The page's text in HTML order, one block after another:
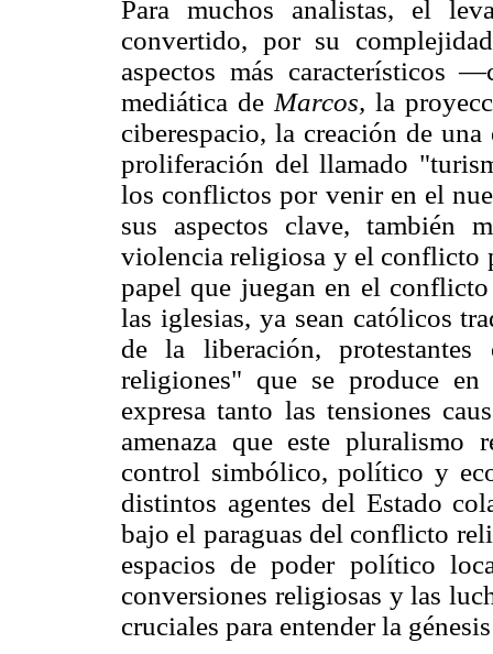
Para muchos analistas, el
convertido, por su
aspectos más característicos
mediática de Marcos, la
ciberespacio, la creación de
proliferación del llamado
los conflictos por venir en el
sus aspectos clave, también
violencia religiosa y el conflicto
papel que juegan en el
las iglesias, ya sean católicos
de la liberación,
religiones" que se produce en
expresa tanto las tensiones
amenaza que este pluralismo
control simbólico, político y
distintos agentes del Estado
bajo el paraguas del conflicto
espacios de poder político
conversiones religiosas y las
cruciales para entender la